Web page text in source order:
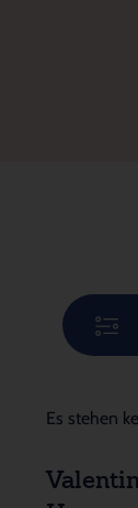
Es stehen